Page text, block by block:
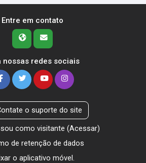
Entre em contato
nossas redes sociais
o suporte do site
como visitante (Acessar)
de retenção de dados
o aplicativo móvel.